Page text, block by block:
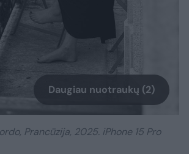
Daugiau nuotraukų (2)
Prancūzija, 2025. iPhone 15 Pro